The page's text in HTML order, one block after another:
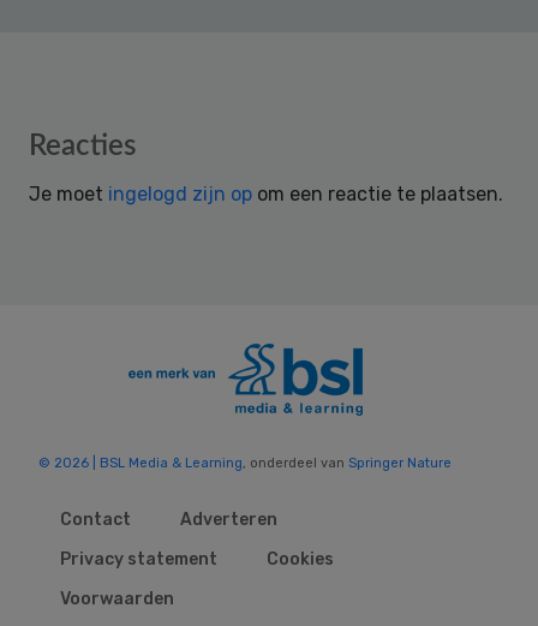
Reader
Reacties
Je moet ingelogd zijn op om een reactie te plaatsen.
© 2026 | BSL Media & Learning, onderdeel van Springer Nature
Contact
Adverteren
Privacy statement
Cookies
Voorwaarden